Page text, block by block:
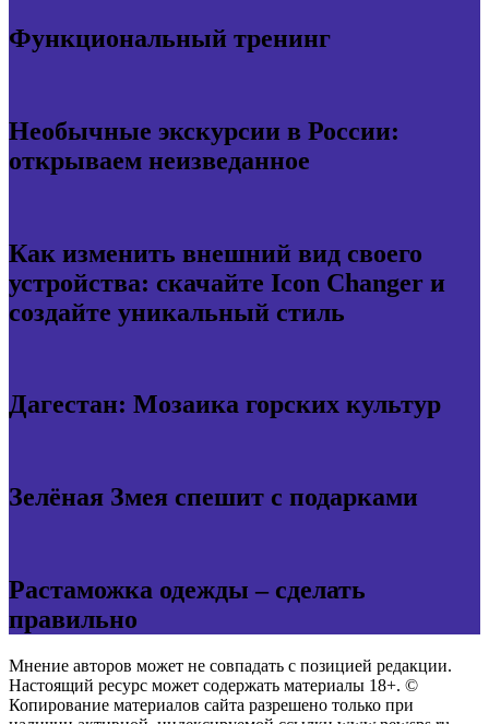
Функциональный тренинг
Необычные экскурсии в России:
открываем неизведанное
Как изменить внешний вид своего
устройства: скачайте Icon Changer и
создайте уникальный стиль
Дагестан: Мозаика горских культур
Зелёная Змея спешит с подарками
Растаможка одежды – сделать
правильно
Мнение авторов может не совпадать с позицией редакции.
Настоящий ресурс может содержать материалы 18+. ©
Копирование материалов сайта разрешено только при